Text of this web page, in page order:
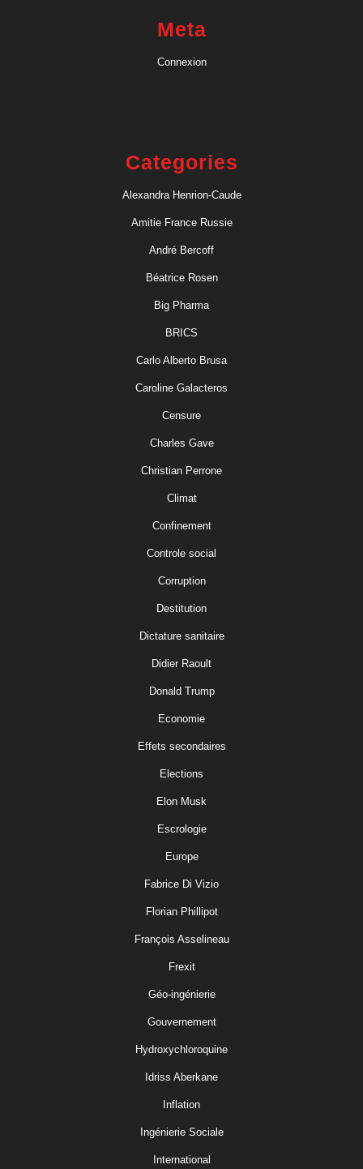
Meta
Connexion
Categories
Alexandra Henrion-Caude
Amitie France Russie
André Bercoff
Béatrice Rosen
Big Pharma
BRICS
Carlo Alberto Brusa
Caroline Galacteros
Censure
Charles Gave
Christian Perrone
Climat
Confinement
Controle social
Corruption
Destitution
Dictature sanitaire
Didier Raoult
Donald Trump
Economie
Effets secondaires
Elections
Elon Musk
Escrologie
Europe
Fabrice Di Vizio
Florian Phillipot
François Asselineau
Frexit
Géo-ingénierie
Gouvernement
Hydroxychloroquine
Idriss Aberkane
Inflation
Ingénierie Sociale
International